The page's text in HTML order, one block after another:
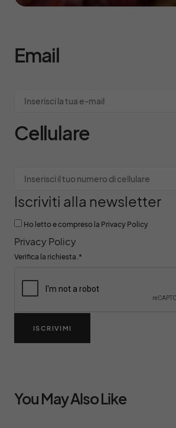
Email
Cellulare
Iscriviti alla newsletter
Ho letto e compreso la Privacy Policy
Privacy Policy
Verifica la richiesta.*
ISCRIVIMI
You May Also Like